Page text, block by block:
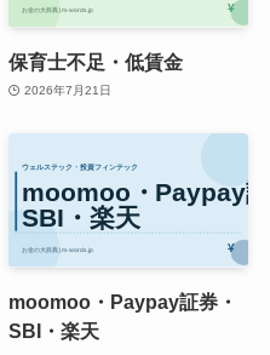
保育士不足・低賃金
2026年7月21日
moomoo・Paypay証券・
SBI・楽天